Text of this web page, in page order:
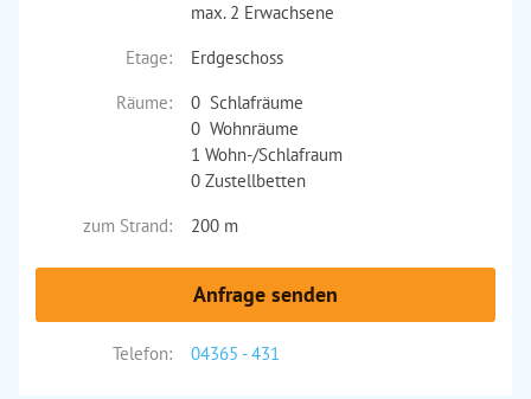
max. 2 Erwachsene
Etage:
Erdgeschoss
Räume:
0 Schlafräume
0 Wohnräume
1 Wohn-/Schlafraum
0 Zustellbetten
zum Strand:
200 m
Anfrage senden
Telefon: 04365 - 431